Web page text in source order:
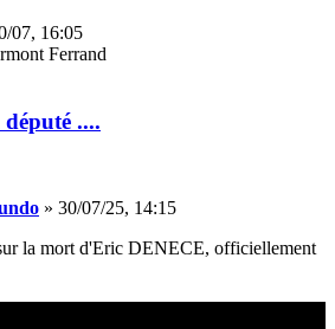
07, 16:05
Ferrand
....
» 30/07/25, 14:15
la mort d'Eric DENECE, officiellement